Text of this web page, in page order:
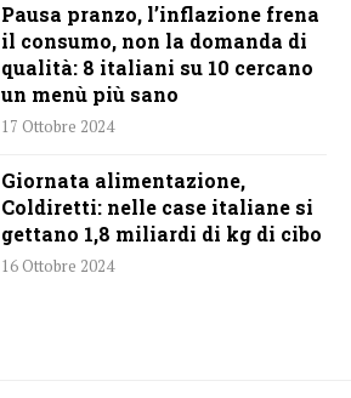
Pausa pranzo, l’inflazione frena
il consumo, non la domanda di
qualità: 8 italiani su 10 cercano
un menù più sano
17 Ottobre 2024
Giornata alimentazione,
Coldiretti: nelle case italiane si
gettano 1,8 miliardi di kg di cibo
16 Ottobre 2024